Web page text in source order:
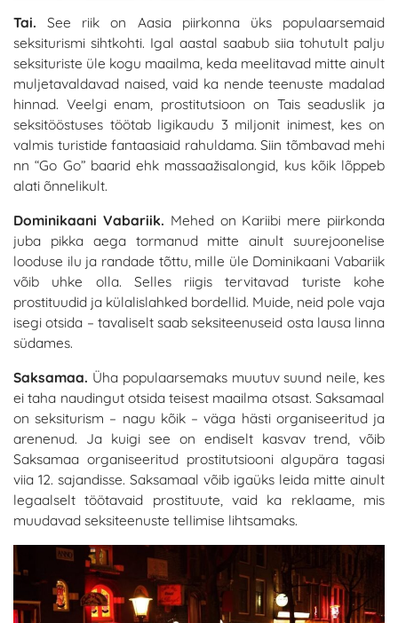
Tai.See riik on Aasia piirkonna üks populaarsemaid
seksiturismi sihtkohti. Igal aastal saabub siia tohutult palju
seksituriste üle kogu maailma, keda meelitavad mitte ainult
muljetavaldavad naised, vaid ka nende teenuste madalad
hinnad. Veelgi enam, prostitutsioon on Tais seaduslik ja
seksitööstuses töötab ligikaudu 3 miljonit inimest, kes on
valmis turistide fantaasiaid rahuldama. Siin tõmbavad mehi
nn “Go Go” baarid ehk massaažisalongid, kus kõik lõppeb
alati õnnelikult.
Dominikaani Vabariik. Mehed on Kariibi mere piirkonda
juba pikka aega tormanud mitte ainult suurejoonelise
looduse ilu ja randade tõttu, mille üle Dominikaani Vabariik
võib uhke olla. Selles riigis tervitavad turiste kohe
prostituudid ja külalislahked bordellid. Muide, neid pole vaja
isegi otsida – tavaliselt saab seksiteenuseid osta lausa linna
südames.
Saksamaa. Üha populaarsemaks muutuv suund neile, kes
ei taha naudingut otsida teisest maailma otsast. Saksamaal
on seksiturism – nagu kõik – väga hästi organiseeritud ja
arenenud. Ja kuigi see on endiselt kasvav trend, võib
Saksamaa organiseeritud prostitutsiooni algupära tagasi
viia 12. sajandisse. Saksamaal võib igaüks leida mitte ainult
legaalselt töötavaid prostituute, vaid ka reklaame, mis
muudavad seksiteenuste tellimise lihtsamaks.